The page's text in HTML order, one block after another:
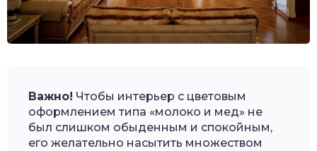
Важно! Чтобы интерьер с цветовым
оформлением типа «молоко и мед» не
был слишком обыденным и спокойным,
его желательно насытить множеством